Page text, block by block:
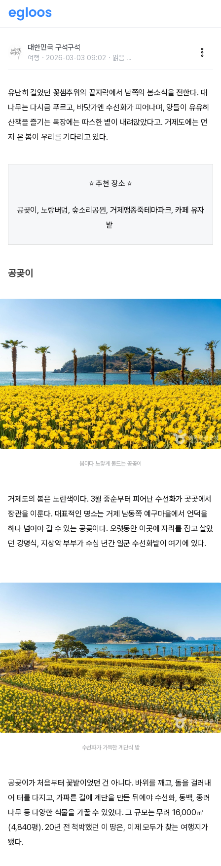
대한민국 구석구석
여행 2026-03-03 09:02 읽음 ...
유난히 길었던 꽃샘추위의 끝자락에서 남쪽의 봄소식을 전한다. 대
나무는 다시금 푸르고, 바닷가엔 수선화가 피어나며, 양들이 유유히
산책을 즐기는 목장에는 따스한 볕이 내려앉았다고. 거제도에는 먼
저 온 봄이 우리를 기다리고 있다.
⭐ 추천 장소 ⭐
공곶이, 노랑버덩, 숲소리공원, 거제맹종죽테마파크, 카페 유자
밭
공곶이
봄마다 노랗게 물드는 공곶이
거제도의 봄은 노란색이다. 3월 중순부터 피어난 수선화가 곳곳에서
장관을 이룬다. 대표적인 명소는 거제 남동쪽 예구마을에서 언덕을
하나 넘어야 갈 수 있는 공곶이다. 오랫동안 이곳에 자리를 잡고 살았
던 강명식, 지상악 부부가 수십 년간 일군 수선화밭이 여기에 있다.
수선화가 가득한 계단식 밭
공곶이가 처음부터 꽃밭이었던 건 아니다. 바위를 깨고, 돌을 걸러내
어 터를 다지고, 가파른 길에 계단을 만든 뒤에야 수선화, 동백, 종려
나무 등 다양한 식물을 가꿀 수 있었다. 그 규모는 무려 16,000㎡
(4,840평). 20년 전 척박했던 이 땅은, 이제 모두가 찾는 여행지가
됐다.